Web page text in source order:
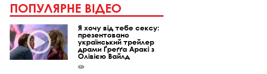
ПОПУЛЯРНЕ ВІДЕО
Я хочу від тебе сексу:
презентовано
український трейлер
драми Ґреґґа Аракі з
Олівією Вайлд